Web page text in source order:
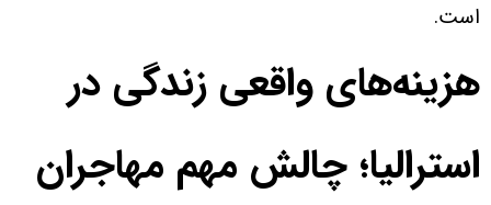
است.
هزینه‌های واقعی زندگی در
استرالیا؛ چالش مهم مهاجران